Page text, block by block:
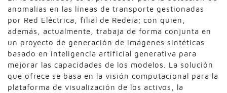
anomalías en las líneas de transporte gestionadas
por Red Eléctrica, filial de Redeia; con quien,
además, actualmente, trabaja de forma conjunta en
un proyecto de generación de imágenes sintéticas
basado en inteligencia artificial generativa para
mejorar las capacidades de los modelos. La solución
que ofrece se basa en la visión computacional para la
plataforma de visualización de los activos, la